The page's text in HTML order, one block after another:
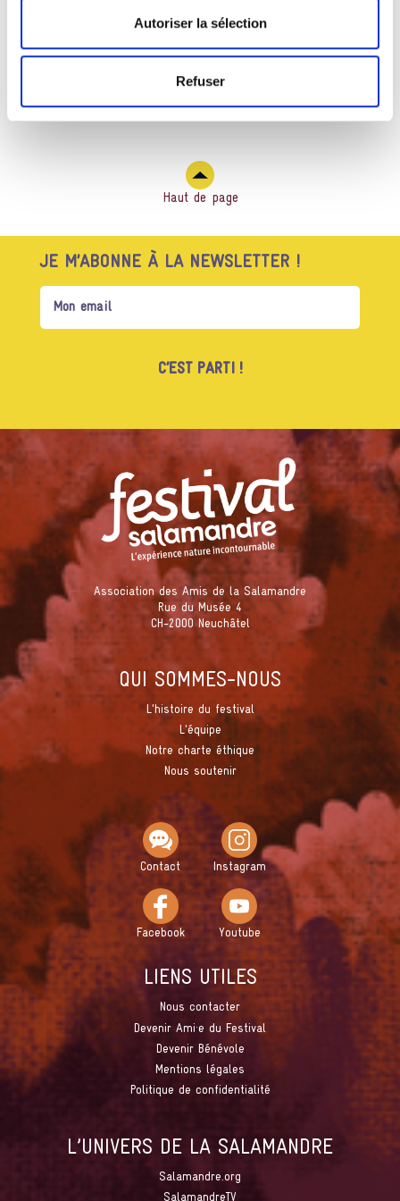
Autoriser la sélection
Refuser
Haut de page
JE M’ABONNE À LA NEWSLETTER !
Association des Amis de la Salamandre
Rue du Musée 4
CH-2000 Neuchâtel
QUI SOMMES-NOUS
L'histoire du festival
L'équipe
Notre charte éthique
Nous soutenir
Contact Instagram
Facebook Youtube
LIENS UTILES
Nous contacter
Devenir Ami·e du Festival
Devenir Bénévole
Mentions légales
Politique de confidentialité
L’UNIVERS DE LA SALAMANDRE
Salamandre.org
SalamandreTV